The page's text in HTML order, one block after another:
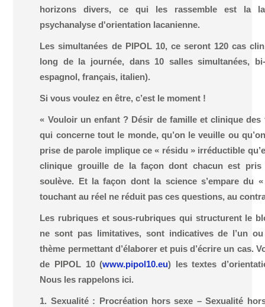
horizons divers, ce qui les rassemble est la
psychanalyse d'orientation lacanienne.
Les simultanées de PIPOL 10, ce seront 120 cas
long de la journée, dans 10 salles simultanées,
espagnol, français, italien).
Si vous voulez en être, c’est le moment !
« Vouloir un enfant ? Désir de famille et clinique
qui concerne tout le monde, qu’on le veuille ou
prise de parole implique ce « résidu » irréductible
clinique grouille de la façon dont chacun est pris
soulève. Et la façon dont la science s’empare du
touchant au réel ne réduit pas ces questions, au
Les rubriques et sous-rubriques qui structurent le
ne sont pas limitatives, sont indicatives de l’un
thème permettant d’élaborer et puis d’écrire un cas.
de PIPOL 10 (www.pipol10.eu) les textes
Nous les rappelons ici.
1. Sexualité : Procréation hors sexe – Sexualité